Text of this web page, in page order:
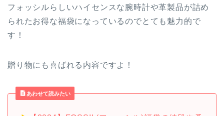
フォッシルらしいハイセンスな腕時計や革製品が詰め
られたお得な福袋になっているのでとても魅力的で
す！
贈り物にも喜ばれる内容ですよ！
あわせて読みたい